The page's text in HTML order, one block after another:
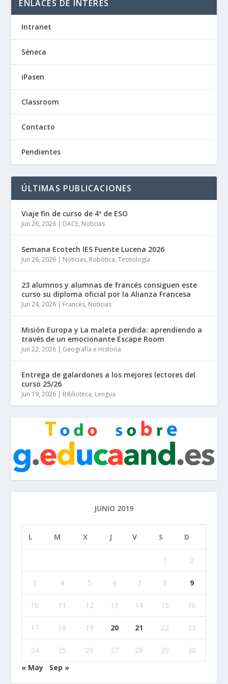
ENLACES DE INTERÉS
Intranet
Séneca
iPasen
Classroom
Contacto
Pendientes
ÚLTIMAS PUBLICACIONES
Viaje fin de curso de 4º de ESO
Jun 26, 2026 | DACE, Noticias
Semana Ecotech IES Fuente Lucena 2026
Jun 26, 2026 | Noticias, Robótica,Tecnología
23 alumnos y alumnas de francés consiguen este
curso su diploma oficial por la Alianza Francesa
Jun 24, 2026 | Francés, Noticias
Misión Europa y La maleta perdida: aprendiendo a
través de un emocionante Escape Room
Jun 22, 2026 | Geografía e Historia
Entrega de galardones a los mejores lectores del
curso 25/26
Jun 19, 2026 | Biblioteca, Lengua
JUNIO 2019
L M X J V S D
1 2
3 4 5 6 7 8 9
10 11 12 13 14 15 16
17 18 19 20 21 22 23
24 25 26 27 28 29
30
« May
Sep »